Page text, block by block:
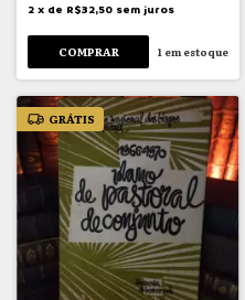
2 x de R$32,50 sem juros
1 em estoque
GRÁTIS